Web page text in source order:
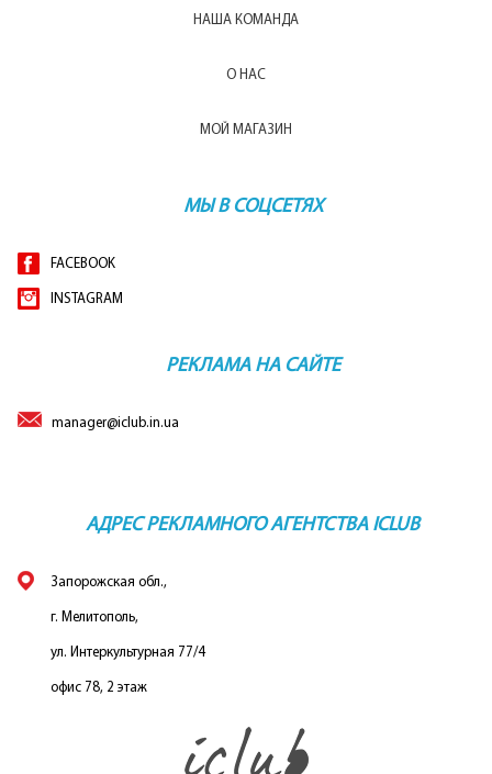
НАША КОМАНДА
О НАС
МОЙ МАГАЗИН
МЫ В СОЦСЕТЯХ
FACEBOOK
INSTAGRAM
РЕКЛАМА НА САЙТЕ
manager@iclub.in.ua
АДРЕС РЕКЛАМНОГО АГЕНТСТВА ICLUB
Запорожская обл.,
г. Мелитополь,
ул. Интеркультурная 77/4
офис 78, 2 этаж